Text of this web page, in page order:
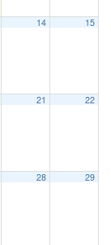
14 15
21 22
28 29